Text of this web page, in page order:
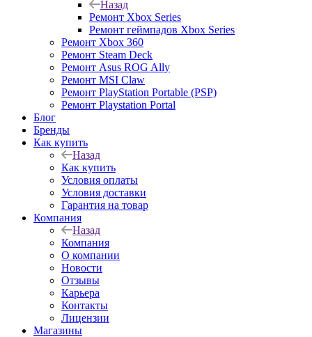
Назад
Ремонт Xbox Series
Ремонт геймпадов Xbox Series
Ремонт Xbox 360
Ремонт Steam Deck
Ремонт Asus ROG Ally
Ремонт MSI Claw
Ремонт PlayStation Portable (PSP)
Ремонт Playstation Portal
Блог
Бренды
Как купить
Назад
Как купить
Условия оплаты
Условия доставки
Гарантия на товар
Компания
Назад
Компания
О компании
Новости
Отзывы
Карьера
Контакты
Лицензии
Магазины